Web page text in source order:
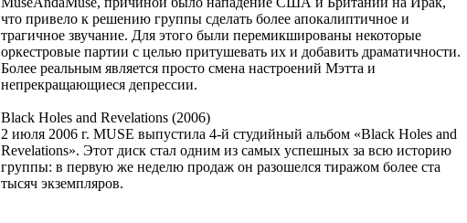
что привело к решению группы сделать более апокалиптичное и
трагичное звучание. Для этого были перемикшированы некоторые
оркестровые партии с целью притушевать их и добавить драматичности.
Более реальным является просто смена настроений Мэтта и
непрекращающиеся депрессии.
Black Holes and Revelations (2006)
2 июля 2006 г. MUSE выпустила 4-й студийный альбом «Black Holes and
Revelations». Этот диск стал одним из самых успешных за всю историю
группы: в первую же неделю продаж он разошелся тиражом более ста
тысяч экземпляров.